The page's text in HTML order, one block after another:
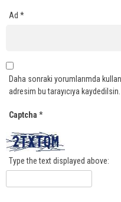
Ad *
Daha sonraki yorumlarımda
adresim bu tarayıcıya kaydedilsin.
Captcha *
Type the text displayed above: